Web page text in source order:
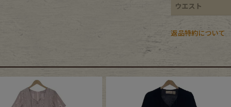
ウエスト
返品特約について